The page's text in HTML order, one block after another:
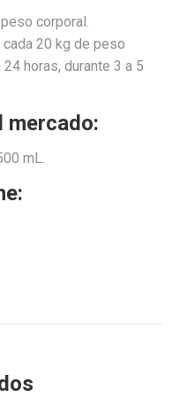
corporal.
20 kg de peso
horas, durante 3 a 5
mercado:
mL.